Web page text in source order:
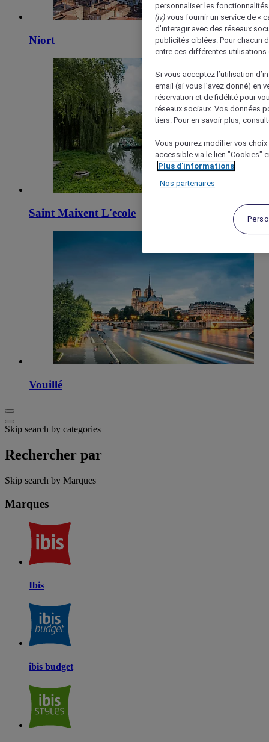
Niort
Saint Maixent L'ecole
Vouillé
Skip search by categories
Rechercher par
Skip search by Marques
Marques
Ibis
ibis budget
personnaliser les
(iv) vous fournir un service de «
d'interagir avec des réseaux
publicités ciblées. Pour chacun
entre ces différentes utilisations
Si vous acceptez l’utilisation
email (si vous l’avez donné) en
réservation et de fidélité pour
réseaux sociaux. Vos données
tiers. Pour en savoir plus,
Vous pourrez modifier vos
accessible via le lien "Cookies"
Plus d'informations
Nos partenaires